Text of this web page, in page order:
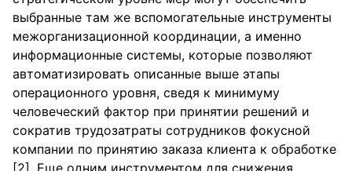
выбранные там же вспомогательные инструменты
межорганизационной координации, а именно
информационные системы, которые позволяют
автоматизировать описанные выше этапы
операционного уровня, сведя к минимуму
человеческий фактор при принятии решений и
сократив трудозатраты сотрудников фокусной
компании по принятию заказа клиента к обработке
[2]. Еще одним инструментом для снижения